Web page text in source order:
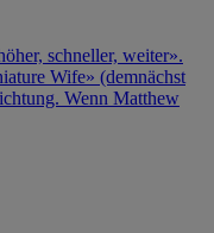
schneller, weiter».
Wife» (demnächst
Wenn Matthew